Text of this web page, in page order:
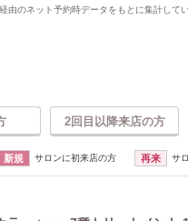
のネット予約時データをもとに集計してい
2回目以降来店の方
新規 サロンに初来店の方 再来 サ